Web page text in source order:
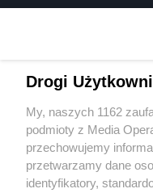
Wydawca mediów
Drogi
My, naszych 1162
podmioty z Media
przechowujemy
przetwarzamy dane
identyfikatory,